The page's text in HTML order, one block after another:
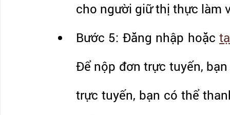
cho người giữ thị thực làm
Bước 5: Đăng nhập hoặc
Để nộp đơn trực tuyến,
trực tuyến, bạn có thể